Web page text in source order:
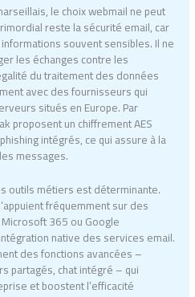
le choix webmail ne peut
reste la sécurité email, car
souvent sensibles. Il ne
les échanges contre les
du traitement des données
avec des fournisseurs qui
situés en Europe. Par
proposent un chiffrement AES
intégrés, ce qui assure à la
messages.
outils métiers est déterminante.
fréquemment sur des
365 ou Google
native des services email.
des fonctions avancées –
partagés, chat intégré – qui
et boostent l’efficacité